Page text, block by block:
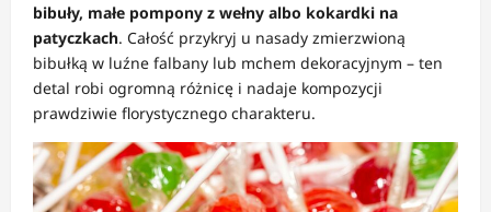
bibuły, małe pompony z wełny albo kokardki na
patyczkach. Całość przykryj u nasady zmierzwioną
bibułką w luźne falbany lub mchem dekoracyjnym – ten
detal robi ogromną różnicę i nadaje kompozycji
prawdziwie florystycznego charakteru.